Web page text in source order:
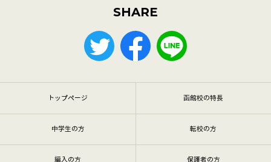
SHARE
トップページ 函館校の特長
中学生の方 転校の方
編入の方 保護者の方